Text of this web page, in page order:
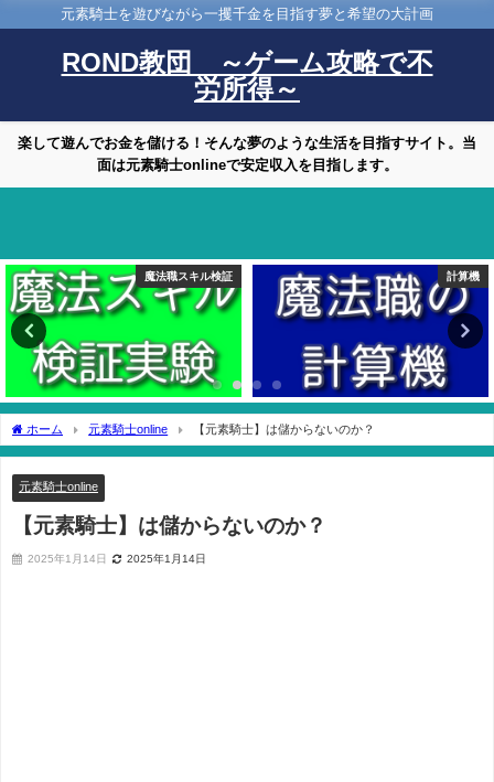
元素騎士を遊びながら一攫千金を目指す夢と希望の大計画
ROND教団 ～ゲーム攻略で不
労所得～
楽して遊んでお金を儲ける！そんな夢のような生活を目指すサイト。当
面は元素騎士onlineで安定収入を目指します。
魔法職スキル検証 計算機
ホーム 元素騎士online 【元素騎士】は儲からないのか？
元素騎士online
【元素騎士】は儲からないのか？
2025年1月14日 2025年1月14日